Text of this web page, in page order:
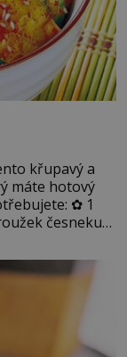
křupavý a
máte hotový
✿ 1
česneku
cukru ✿ 1